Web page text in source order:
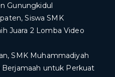
Gunungkidul
Siswa SMK
Juara 2 Lomba Video
SMK Muhammadiyah
Berjamaah untuk Perkuat